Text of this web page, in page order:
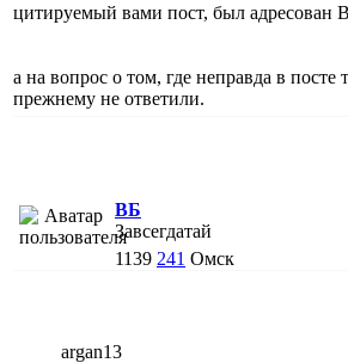
цитируемый вами пост, был адресован
а на вопрос о том, где неправда в посте
прежнему не ответили.
ВБ
Завсегдатай
1139 241 Омск
argan13